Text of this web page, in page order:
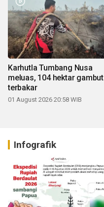
Karhutla Tumbang Nusa
meluas, 104 hektar gambut
terbakar
01 August 2026 20:58 WIB
Infografik